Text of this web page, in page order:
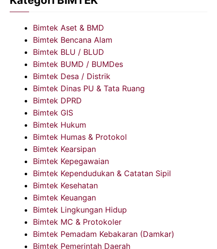
Bimtek Aset & BMD
Bimtek Bencana Alam
Bimtek BLU / BLUD
Bimtek BUMD / BUMDes
Bimtek Desa / Distrik
Bimtek Dinas PU & Tata Ruang
Bimtek DPRD
Bimtek GIS
Bimtek Hukum
Bimtek Humas & Protokol
Bimtek Kearsipan
Bimtek Kepegawaian
Bimtek Kependudukan & Catatan Sipil
Bimtek Kesehatan
Bimtek Keuangan
Bimtek Lingkungan Hidup
Bimtek MC & Protokoler
Bimtek Pemadam Kebakaran (Damkar)
Bimtek Pemerintah Daerah